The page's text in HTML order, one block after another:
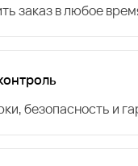
заказ в любое
безопасность и